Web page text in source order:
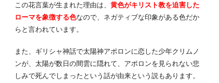
この花言葉が生まれた理由は、 黄色がキリスト教を迫害した
ローマを象徴する色なので、ネガティブな印象がある色だか
らと言われています。
また、ギリシャ神話で太陽神アポロンに恋した少年クリムノ
ンが、太陽が数日の間雲に隠れて、アポロンを見られない悲
しみで死んでしまったという話が由来という説もあります。